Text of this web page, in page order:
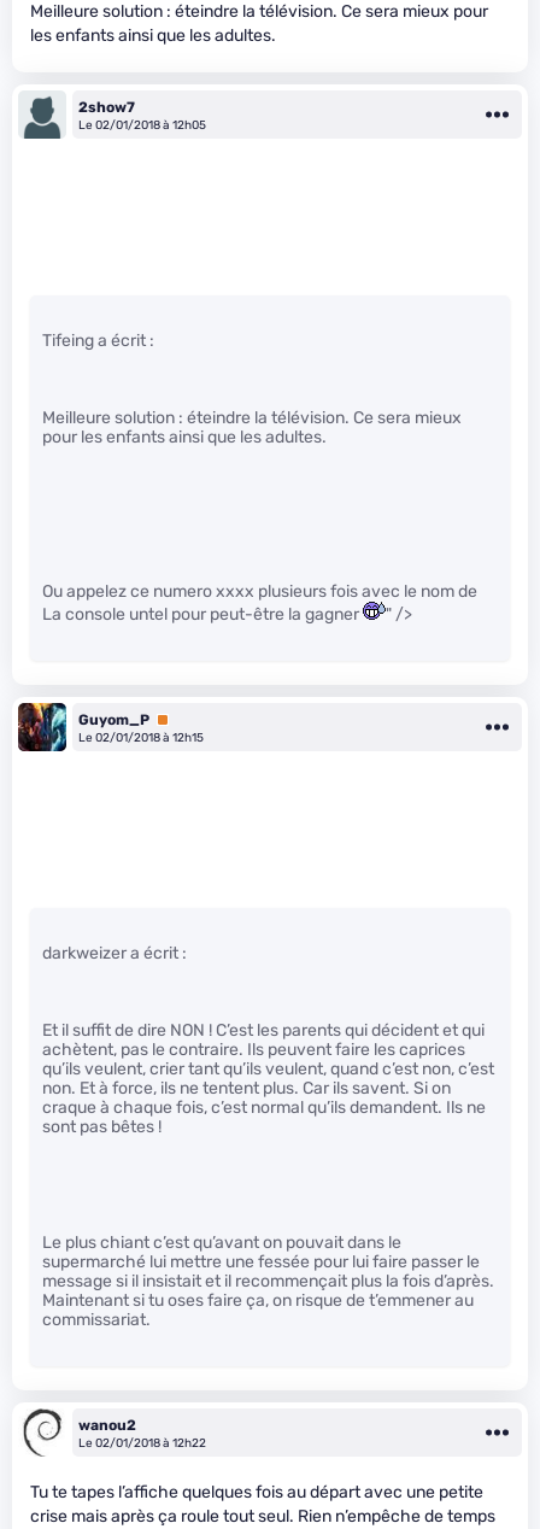
Meilleure solution : éteindre la télévision. Ce sera mieux pour
les enfants ainsi que les adultes.
2show7
Le 02/01/2018 à 12h05
Tifeing a écrit :
Meilleure solution : éteindre la télévision. Ce sera mieux
pour les enfants ainsi que les adultes.
Ou appelez ce numero xxxx plusieurs fois avec le nom de
La console untel pour peut-être la gagner
" />
Guyom_P Premium
Le 02/01/2018 à 12h15
darkweizer a écrit :
Et il suffit de dire NON ! C’est les parents qui décident et qui
achètent, pas le contraire. Ils peuvent faire les caprices
qu’ils veulent, crier tant qu’ils veulent, quand c’est non, c’est
non. Et à force, ils ne tentent plus. Car ils savent. Si on
craque à chaque fois, c’est normal qu’ils demandent. Ils ne
sont pas bêtes !
Le plus chiant c’est qu’avant on pouvait dans le
supermarché lui mettre une fessée pour lui faire passer le
message si il insistait et il recommençait plus la fois d’après.
Maintenant si tu oses faire ça, on risque de t’emmener au
commissariat.
wanou2
Le 02/01/2018 à 12h22
Tu te tapes l’affiche quelques fois au départ avec une petite
crise mais après ça roule tout seul. Rien n’empêche de temps